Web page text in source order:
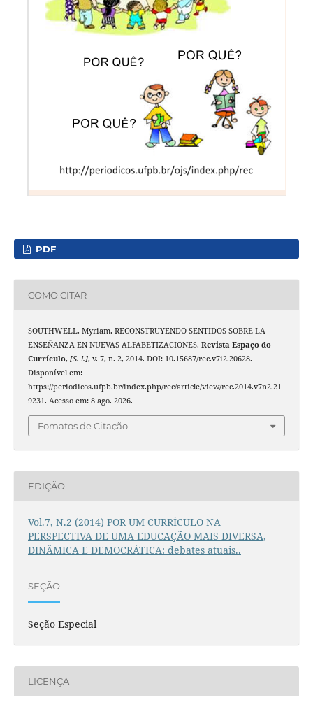
PDF
COMO CITAR
SOUTHWELL, Myriam. RECONSTRUYENDO SENTIDOS SOBRE LA
ENSEÑANZA EN NUEVAS ALFABETIZACIONES. Revista Espaço do
Currículo, [S. l.], v. 7, n. 2, 2014. DOI: 10.15687/rec.v7i2.20628.
Disponível em:
https://periodicos.ufpb.br/index.php/rec/article/view/rec.2014.v7n2.21
9231. Acesso em: 8 ago. 2026.
Fomatos de Citação
EDIÇÃO
Vol.7, N.2 (2014) POR UM CURRÍCULO NA
PERSPECTIVA DE UMA EDUCAÇÃO MAIS DIVERSA,
DINÂMICA E DEMOCRÁTICA: debates atuais..
SEÇÃO
Seção Especial
LICENÇA